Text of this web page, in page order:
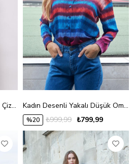
Fırfırlı Desenli Yazlık Kumaş Çizgili Dizüstü Mykonos Etek-Mavi Çizgi Kadın Desenli Yakalı Düşük Omuzlu Uzun Kol Şık Ofis Gömlek-Ebruli Desen
%20 ₺799,99
₺999,99